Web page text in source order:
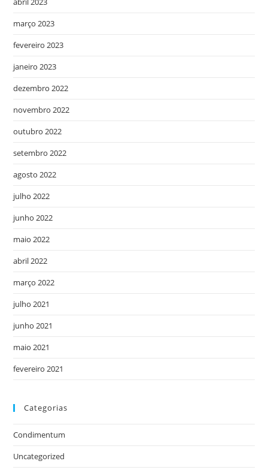
março 2023
fevereiro 2023
janeiro 2023
dezembro 2022
novembro 2022
outubro 2022
setembro 2022
agosto 2022
julho 2022
junho 2022
maio 2022
abril 2022
março 2022
julho 2021
junho 2021
maio 2021
fevereiro 2021
Categorias
Condimentum
Uncategorized